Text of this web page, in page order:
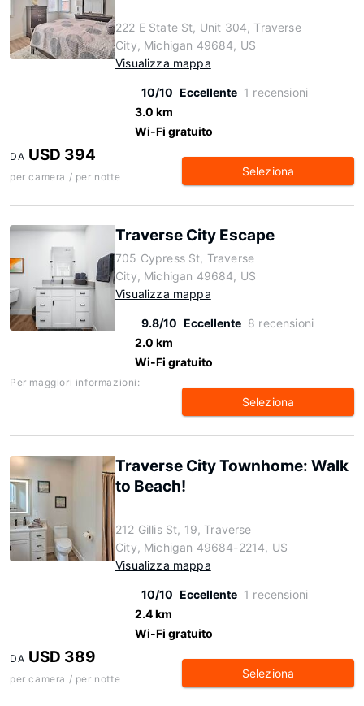
222 E State St, Unit 304, Traverse
City, Michigan 49684, US
Visualizza mappa
10/10 Eccellente 1 recensioni
3.0 km
Wi-Fi gratuito
DA USD 394
per camera / per notte Seleziona
Traverse City Escape
705 Cypress St, Traverse
City, Michigan 49684, US
Visualizza mappa
9.8/10 Eccellente 8 recensioni
2.0 km
Wi-Fi gratuito
Per maggiori informazioni:
Seleziona
Traverse City Townhome: Walk
to Beach!
212 Gillis St, 19, Traverse
City, Michigan 49684-2214, US
Visualizza mappa
10/10 Eccellente 1 recensioni
2.4 km
Wi-Fi gratuito
DA USD 389
per camera / per notte Seleziona